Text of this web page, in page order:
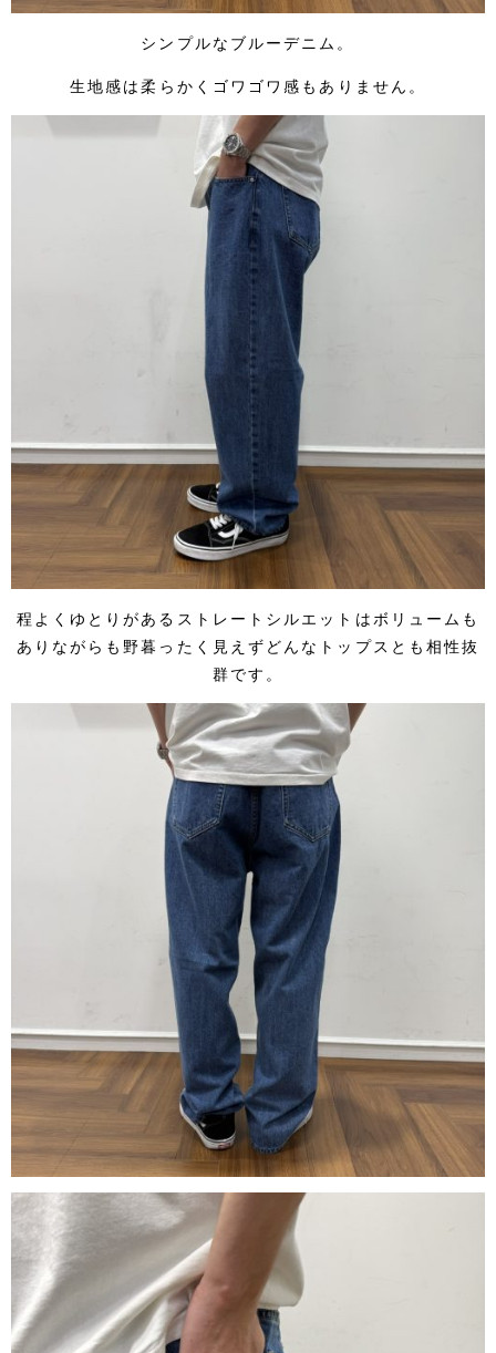
シンプルなブルーデニム。
生地感は柔らかくゴワゴワ感もありません。
程よくゆとりがあるストレートシルエットはボリュームも
ありながらも野暮ったく見えずどんなトップスとも相性抜
群です。